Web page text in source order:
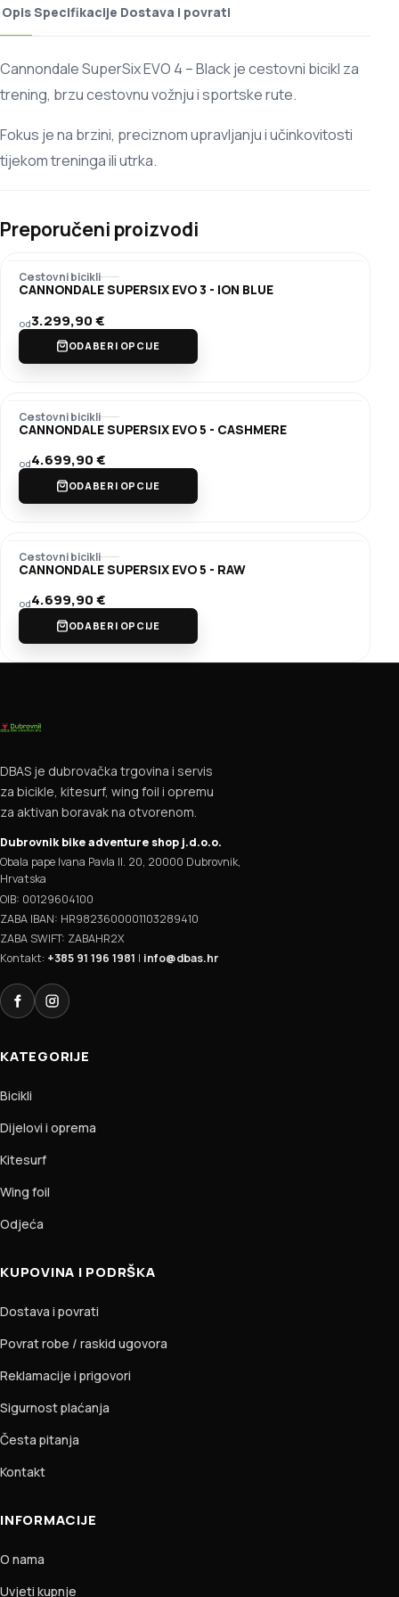
OpisSpecifikacije Dostava i povrati
Cannondale SuperSix EVO 4 – Black je cestovni bicikl za
trening, brzu cestovnu vožnju i sportske rute.
Fokus je na brzini, preciznom upravljanju i učinkovitosti
tijekom treninga ili utrka.
Preporučeni proizvodi
Cestovni bicikli
CANNONDALE SUPERSIX EVO 3 - ION BLUE
od3.299,90€
ODABERI OPCIJE
Cestovni bicikli
CANNONDALE SUPERSIX EVO 5 - CASHMERE
od4.699,90€
ODABERI OPCIJE
Cestovni bicikli
CANNONDALE SUPERSIX EVO 5 - RAW
od4.699,90€
ODABERI OPCIJE
DBAS je dubrovačka trgovina i servis
za bicikle, kitesurf, wing foil i opremu
za aktivan boravak na otvorenom.
Dubrovnik bike adventure shop j.d.o.o.
Obala pape Ivana Pavla II. 20, 20000 Dubrovnik,
Hrvatska
OIB: 00129604100
ZABA IBAN: HR9823600001103289410
ZABA SWIFT: ZABAHR2X
Kontakt: +385 91 196 1981 | info@dbas.hr
FacebookInstagram
KATEGORIJE
Bicikli
Dijelovi i oprema
Kitesurf
Wing foil
Odjeća
KUPOVINA I PODRŠKA
Dostava i povrati
Povrat robe / raskid ugovora
Reklamacije i prigovori
Sigurnost plaćanja
Česta pitanja
Kontakt
INFORMACIJE
O nama
Uvjeti kupnje